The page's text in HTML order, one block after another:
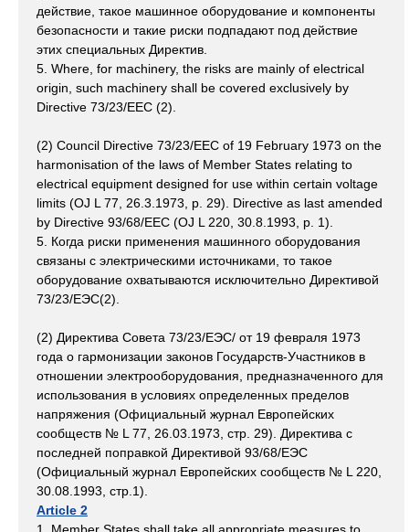
действие, такое машинное оборудование и компоненты
безопасности и такие риски подпадают под действие
этих специальных Директив.
5. Where, for machinery, the risks are mainly of electrical
origin, such machinery shall be covered exclusively by
Directive 73/23/EEC (2).
(2) Council Directive 73/23/EEC of 19 February 1973 on the
harmonisation of the laws of Member States relating to
electrical equipment designed for use within certain voltage
limits (OJ L 77, 26.3.1973, p. 29). Directive as last amended
by Directive 93/68/EEC (OJ L 220, 30.8.1993, p. 1).
5. Когда риски применения машинного оборудования
связаны с электрическими источниками, то такое
оборудование охватываются исключительно Директивой
73/23/ЕЭС(2).
(2) Директива Совета 73/23/ЕЭС/ от 19 февраля 1973
года о гармонизации законов Государств-Участников в
отношении электрооборудования, предназначенного для
использования в условиях определенных пределов
напряжения (Официальный журнал Европейских
сообществ № L 77, 26.03.1973, стр. 29). Директива с
последней поправкой Директивой 93/68/ЕЭС
(Официальный журнал Европейских сообществ № L 220,
30.08.1993, стр.1).
Article 2